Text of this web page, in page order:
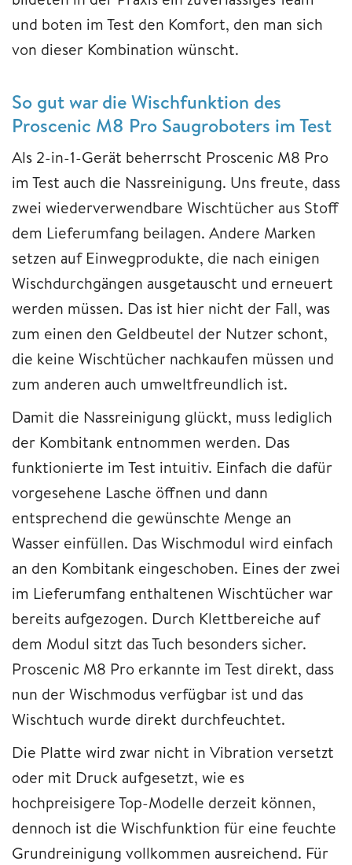
und boten im Test den Komfort, den man sich
von dieser Kombination wünscht.
So gut war die Wischfunktion des
Proscenic M8 Pro Saugroboters im Test
Als 2-in-1-Gerät beherrscht Proscenic M8 Pro
im Test auch die Nassreinigung. Uns freute, dass
zwei wiederverwendbare Wischtücher aus Stoff
dem Lieferumfang beilagen. Andere Marken
setzen auf Einwegprodukte, die nach einigen
Wischdurchgängen ausgetauscht und erneuert
werden müssen. Das ist hier nicht der Fall, was
zum einen den Geldbeutel der Nutzer schont,
die keine Wischtücher nachkaufen müssen und
zum anderen auch umweltfreundlich ist.
Damit die Nassreinigung glückt, muss lediglich
der Kombitank entnommen werden. Das
funktionierte im Test intuitiv. Einfach die dafür
vorgesehene Lasche öffnen und dann
entsprechend die gewünschte Menge an
Wasser einfüllen. Das Wischmodul wird einfach
an den Kombitank eingeschoben. Eines der zwei
im Lieferumfang enthaltenen Wischtücher war
bereits aufgezogen. Durch Klettbereiche auf
dem Modul sitzt das Tuch besonders sicher.
Proscenic M8 Pro erkannte im Test direkt, dass
nun der Wischmodus verfügbar ist und das
Wischtuch wurde direkt durchfeuchtet.
Die Platte wird zwar nicht in Vibration versetzt
oder mit Druck aufgesetzt, wie es
hochpreisigere Top-Modelle derzeit können,
dennoch ist die Wischfunktion für eine feuchte
Grundreinigung vollkommen ausreichend. Für